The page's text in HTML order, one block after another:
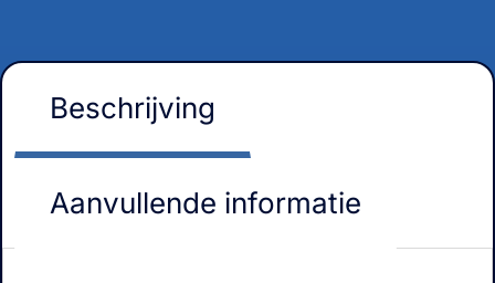
Beschrijving
Aanvullende informatie